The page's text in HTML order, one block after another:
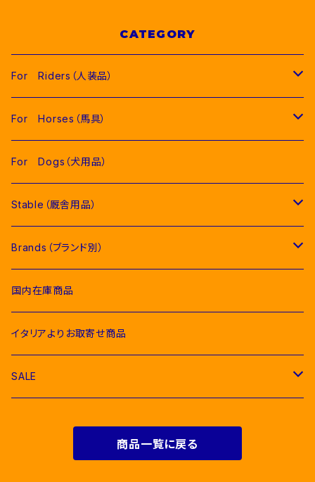
CATEGORY
For Riders（人装品）
Men（男性用衣類）
Competition Jackets（競技用ジャケット）
Competition Shirts（競技用シャツ）
Bomber & Vest（アウター、ベスト）
Women（女性用衣類）
Competition Jackets（競技用ジャケット）
Competition Shirts（競技用シャツ）
Young Riders（ジュニア用衣類）
Competition Jackets（競技用ジャケット）
Competition Shirts（競技用シャツ）
Bomber & Vest（アウター、ベスト）
Socks & Ties（ソックス、ネクタイ類）
Socks（ソックス）
Ties（ネクタイ類）
Raincoats（レインコート）
Body Protector（ボディプロテクター）
Belts（ベルト）
Men & Women（大人用）
Foot Wear（乗馬用ブーツ類）
For Horses（馬具）
Pads（ゼッケン、パッド類）
Jumping Pads（障害馬術用ゼッケン）
Dressage Pads（馬場馬術用ゼッケン）
Fly Veils（イヤーネット類）
Bridles＆ Accesories （頭絡、手綱）
Bit（ハミ）
Halter & Lead rope（無口、曳き手）
Rugs & Neck Cover（馬着）
Girth Saver（腹帯）
For Dogs（犬用品）
Stable（厩舎用品）
COMPETITION EQUIPMENT(競技会用品）
Stable Curtains（厩舎かけ）
Bags（バッグ類）
Horse Care（お手入れ用品）
Combs and Brushes（ブラシ）
Brands（ブランド別）
Acavallo（アカバロ）
EGO７（エゴセブン）
EQUICOMFORT(エクイコンフォート）
HKM（エイチケーエム）
国内在庫商品
イタリアよりお取寄せ商品
SALE
Men（男性用衣類）
For Horses(馬具）
商品一覧に戻る